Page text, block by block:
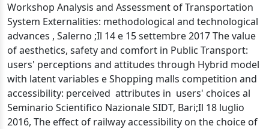
Workshop Analysis and Assessment of Transportation
System Externalities: methodological and technological
advances , Salerno ;Il 14 e 15 settembre 2017 The value
of aesthetics, safety and comfort in Public Transport:
users' perceptions and attitudes through Hybrid model
with latent variables e Shopping malls competition and
accessibility: perceived attributes in users' choices al
Seminario Scientifico Nazionale SIDT, Bari;Il 18 luglio
2016, The effect of railway accessibility on the choice of